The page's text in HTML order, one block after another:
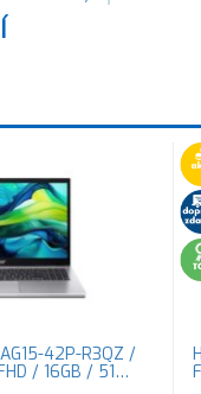
42P-R3QZ /
/ 16GB / 51…